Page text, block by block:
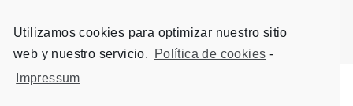
Utilizamos cookies para optimizar nuestro sitio
web y nuestro servicio.
Política de cookies -
Impressum